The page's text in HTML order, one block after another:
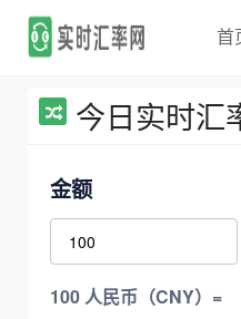
首
今日实时汇
金额
100 人民币（CNY）=